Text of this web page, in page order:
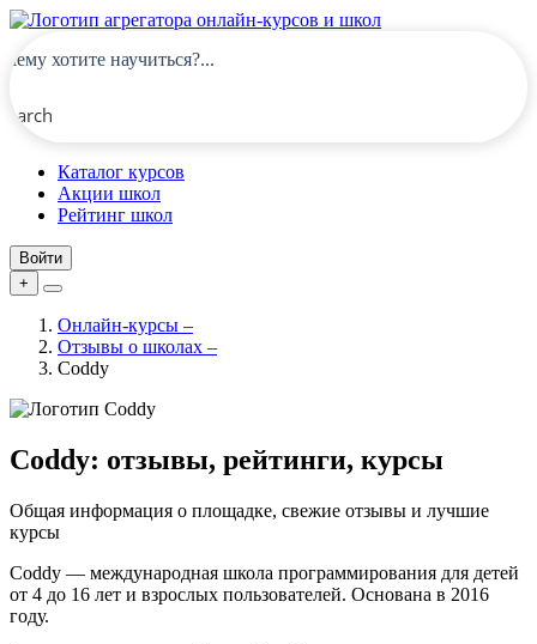
Каталог курсов
Акции школ
Рейтинг школ
Войти
+
Онлайн-курсы –
Отзывы о школах –
Coddy
Coddy: отзывы, рейтинги, курсы
Общая информация о площадке, свежие отзывы и лучшие
курсы
Coddy — международная школа программирования для детей
от 4 до 16 лет и взрослых пользователей. Основана в 2016
году.